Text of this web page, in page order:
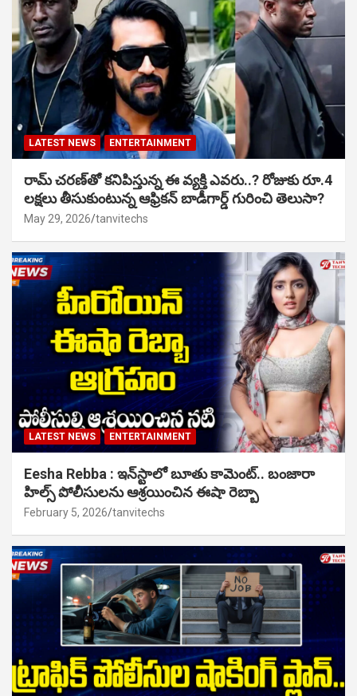
LATEST NEWS ENTERTAINMENT
రామ్ చరణ్‌తో కనిపిస్తున్న ఈ వ్యక్తి ఎవరు..? రోజుకు రూ.4
లక్షలు తీసుకుంటున్న ఆఫ్రికన్ బాడీగార్డ్ గురించి తెలుసా?
May 29, 2026 tanvitechs
LATEST NEWS ENTERTAINMENT
Eesha Rebba : ఇన్‌స్టాలో బూతు కామెంట్.. బంజారా
హిల్స్ పోలీసులను ఆశ్రయించిన ఈషా రెబ్బా
February 5, 2026 tanvitechs